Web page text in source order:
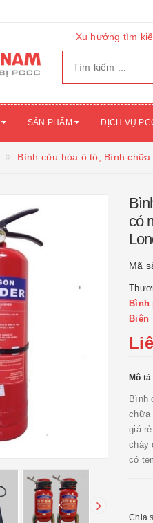
Xu hướng tìm
SẢN PHẨM DỊCH VỤ
Bình cứu hỏa ô tô, Bình
có
Mã
Bình
Biên
Mô tả
Bình
chữa
giá
cháy
có
Chia